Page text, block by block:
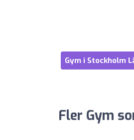
Gym i Stockholm
Fler Gym